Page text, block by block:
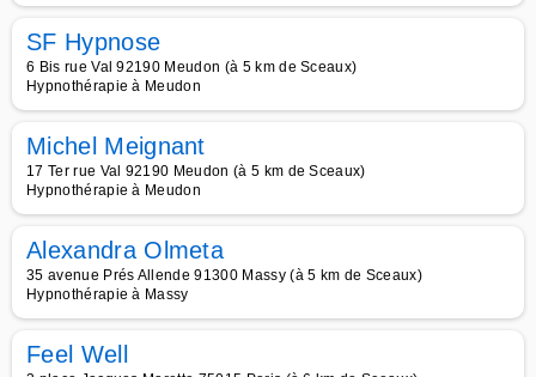
SF Hypnose
6 Bis rue Val 92190 Meudon (à 5 km de Sceaux)
Hypnothérapie à Meudon
Michel Meignant
17 Ter rue Val 92190 Meudon (à 5 km de Sceaux)
Hypnothérapie à Meudon
Alexandra Olmeta
35 avenue Prés Allende 91300 Massy (à 5 km de Sceaux)
Hypnothérapie à Massy
Feel Well